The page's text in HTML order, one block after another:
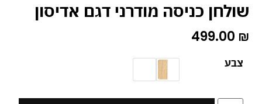
שולחן כניסה מודרני דגם אדיסון
499.00 ₪
צבע